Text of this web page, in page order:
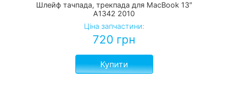
Шлейф тачпада, трекпада для MacBook 13″
A1342 2010
Ціна запчастини:
720 грн
Купити